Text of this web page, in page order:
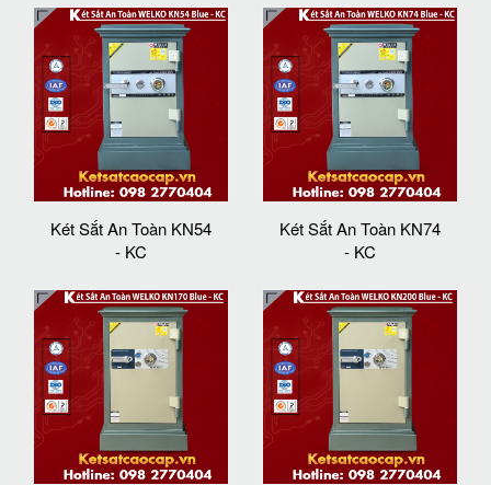
Két Sắt An Toàn KN54
- KC
Két Sắt An Toàn KN74
- KC